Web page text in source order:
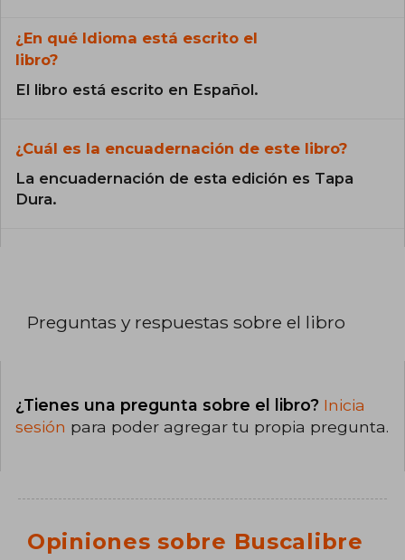
¿En qué Idioma está escrito el
libro?
El libro está escrito en Español.
¿Cuál es la encuadernación de este libro?
La encuadernación de esta edición es Tapa
Dura.
Preguntas y respuestas sobre el libro
¿Tienes una pregunta sobre el libro? Inicia
sesión para poder agregar tu propia pregunta.
Opiniones sobre Buscalibre